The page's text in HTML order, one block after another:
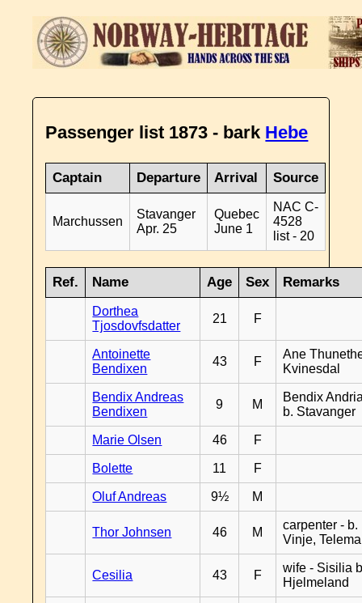
Passenger list 1873 - bark Hebe
Captain Departure Arrival Source
Marchussen
Stavanger
Apr. 25
Quebec
June 1
NAC C-
4528
list - 20
Ref. Name Age Sex Remarks
Dorthea
Tjosdovfsdatter
21 F
Antoinette
Bendixen
43 F
Ane
Kvinesdal
Bendix Andreas
Bendixen
9 M
Bendix
b. Stavanger
Marie Olsen 46 F
Bolette 11 F
Oluf Andreas 9½ M
Thor Johnsen 46 M
carpenter - b.
Vinje,
Cesilia 43 F
wife - Sisilia
Hjelmeland